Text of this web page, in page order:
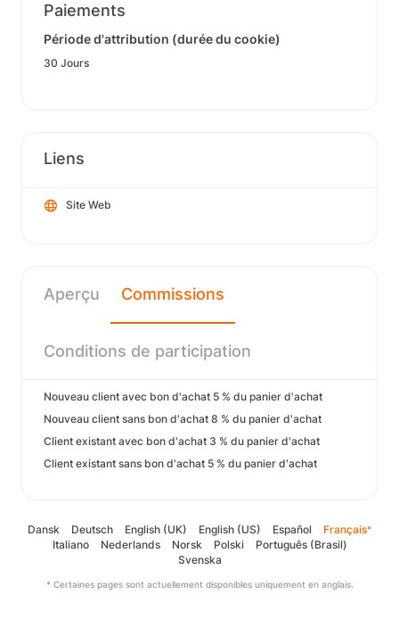
Paiements
Période d'attribution (durée du cookie)
30 Jours
Liens
Site Web
Aperçu Commissions
Conditions de participation
Nouveau client avec bon d'achat 5 % du panier d'achat
Nouveau client sans bon d'achat 8 % du panier d'achat
Client existant avec bon d'achat 3 % du panier d'achat
Client existant sans bon d'achat 5 % du panier d'achat
Dansk Deutsch English (UK) English (US) Español Français*
Italiano Nederlands Norsk Polski
Português (Brasil)
Svenska
* Certaines pages sont actuellement disponibles uniquement en anglais.